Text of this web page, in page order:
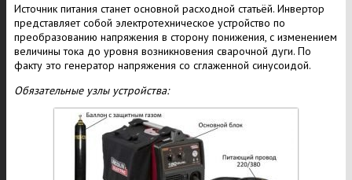
Источник питания станет основной расходной статьёй. Инвертор
представляет собой электротехническое устройство по
преобразованию напряжения в сторону понижения, с изменением
величины тока до уровня возникновения сварочной дуги. По
факту это генератор напряжения со сглаженной синусоидой.
Обязательные узлы устройства: